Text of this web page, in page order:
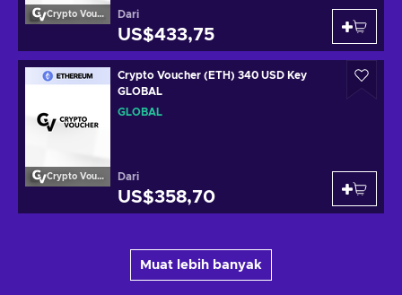
Crypto Voucher Dari
US$433,75
Crypto Voucher
Crypto Voucher (ETH) 340 USD Key
GLOBAL
GLOBAL
Dari
US$358,70
Muat lebih banyak